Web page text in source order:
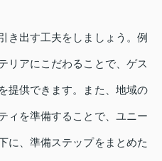
き出す工夫をしましょう。例
リアにこだわることで、ゲス
提供できます。また、地域の
ィを準備することで、ユニー
に、準備ステップをまとめた